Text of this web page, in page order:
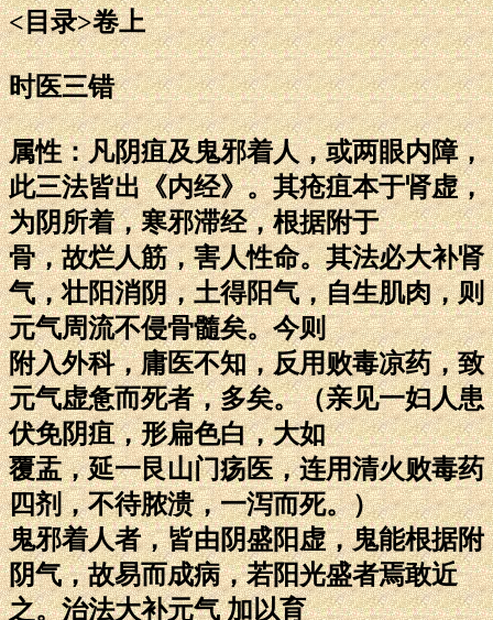
<目录>卷上
时医三错
属性：凡阴疽及鬼邪着人，或两眼内障，
此三法皆出《内经》。其疮疽本于肾虚，
为阴所着，寒邪滞经，根据附于
骨，故烂人筋，害人性命。其法必大补肾
气，壮阳消阴，土得阳气，自生肌肉，则
元气周流不侵骨髓矣。今则
附入外科，庸医不知，反用败毒凉药，致
元气虚惫而死者，多矣。（亲见一妇人患
伏免阴疽，形扁色白，大如
覆盂，延一艮山门疡医，连用清火败毒药
四剂，不待脓溃，一泻而死。）
鬼邪着人者，皆由阴盛阳虚，鬼能根据附
阴气，故易而成病，若阳光盛者焉敢近
之。治法大补元气 加以育